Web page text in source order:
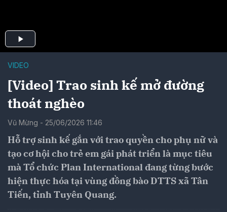
VIDEO
[Video] Trao sinh kế mở đường
thoát nghèo
Vũ Mừng - 25/06/2026 11:46
Hỗ trợ sinh kế gắn với trao quyền cho phụ nữ và
tạo cơ hội cho trẻ em gái phát triển là mục tiêu
mà Tổ chức Plan International đang từng bước
hiện thực hóa tại vùng đồng bào DTTS xã Tân
Tiến, tỉnh Tuyên Quang.